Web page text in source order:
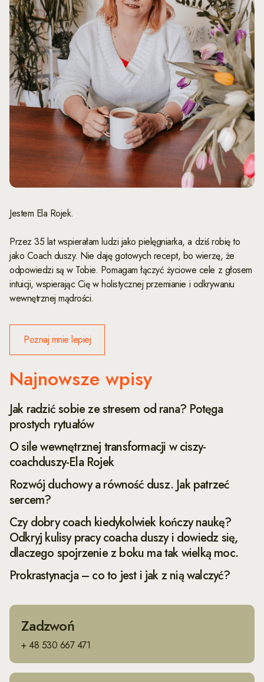
Jestem Ela Rojek.
Przez 35 lat wspierałam ludzi jako pielęgniarka, a dziś robię to
jako Coach duszy. Nie daję gotowych recept, bo wierzę, że
odpowiedzi są w Tobie. Pomagam łączyć życiowe cele z głosem
intuicji, wspierając Cię w holistycznej przemianie i odkrywaniu
wewnętrznej mądrości.
Poznaj mnie lepiej
Najnowsze wpisy
Jak radzić sobie ze stresem od rana? Potęga
prostych rytuałów
O sile wewnętrznej transformacji w ciszy-
coachduszy-Ela Rojek
Rozwój duchowy a równość dusz. Jak patrzeć
sercem?
Czy dobry coach kiedykolwiek kończy naukę?
Odkryj kulisy pracy coacha duszy i dowiedz się,
dlaczego spojrzenie z boku ma tak wielką moc.
Prokrastynacja – co to jest i jak z nią walczyć?
Zadzwoń
+ 48 530 667 471